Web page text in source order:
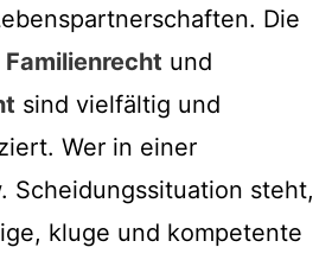
Die
Familienrecht und
sind vielfältig und
Wer in einer
Scheidungssituation steht,
kluge und kompetente